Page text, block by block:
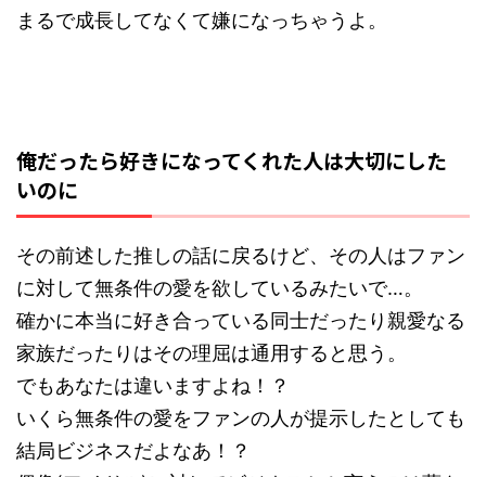
まるで成長してなくて嫌になっちゃうよ。
俺だったら好きになってくれた人は大切にした
いのに
その前述した推しの話に戻るけど、その人はファン
に対して無条件の愛を欲しているみたいで…。
確かに本当に好き合っている同士だったり親愛なる
家族だったりはその理屈は通用すると思う。
でもあなたは違いますよね！？
いくら無条件の愛をファンの人が提示したとしても
結局ビジネスだよなあ！？